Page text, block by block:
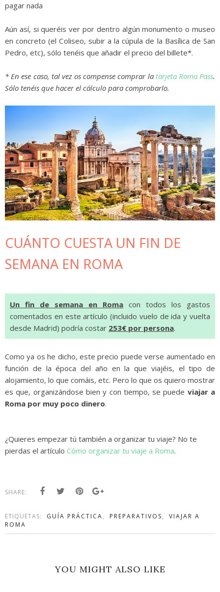
pagar nada
Aún así, si queréis ver por dentro algún monumento o museo
en concreto (el Coliseo, subir a la cúpula de la Basílica de San
Pedro, etc), sólo tenéis que añadir el precio del billete*.
* En ese caso, tal vez os compense comprar la tarjeta Roma Pass.
Sólo tenéis que hacer el cálculo para comprobarlo.
CUÁNTO CUESTA UN FIN DE
SEMANA EN ROMA
Un fin de semana en Roma con todos los gastos
comentados en este artículo (incluido vuelo de ida y vuelta
desde Madrid) podría costar 253€ por persona.
Como ya os he dicho, este precio puede verse aumentado en
función de la época del año en la que viajéis, el tipo de
alojamiento, lo que comáis, etc. Pero lo que os quiero mostrar
es que, organizándose bien y con tiempo, se puede viajar a
Roma por muy poco dinero.
¿Quieres empezar tú también a organizar tu viaje? No te
pierdas el artículo Cómo organizar tu viaje a Roma.
SHARE:
ETIQUETAS: GUÍA PRÁCTICA, PREPARATIVOS,
VIAJAR A
ROMA
YOU MIGHT ALSO LIKE